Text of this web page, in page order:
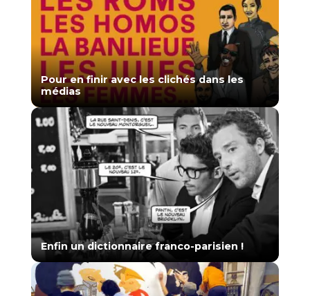
Pour en finir avec les clichés dans les
médias
Enfin un dictionnaire franco-parisien !